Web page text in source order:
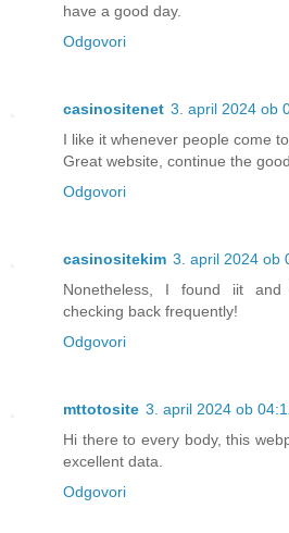
have a good day.
Odgovori
casinositenet 3. april 2024 ob
I like it whenever people come
Great website, continue the
Odgovori
casinositekim 3. april 2024 ob
Nonetheless, I found iit and
checking back frequently!
Odgovori
mttotosite 3. april 2024 ob
Hi there to every body, this
excellent data.
Odgovori